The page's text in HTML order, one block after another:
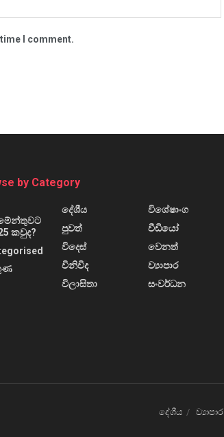
I comment.
by Category
කවුද?
දේශීය
පුවත්
විදෙස්
විනිවිද
විලාසිතා
විශේෂාංග
වීඩියෝ
වෙනත්
ව්‍යාපාර
සංවර්ධන
දේශීය ව්‍යාපාර